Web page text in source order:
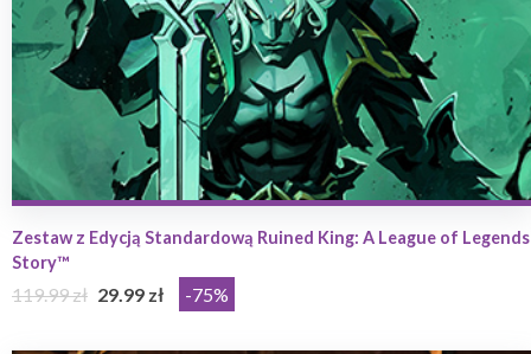
Zestaw z Edycją Standardową Ruined King: A League of Legends
Story™
119.99 zł 29.99 zł -75%